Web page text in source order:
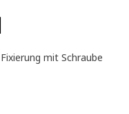
mit Schraube